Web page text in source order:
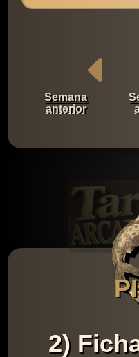
Semana
anterior
2)